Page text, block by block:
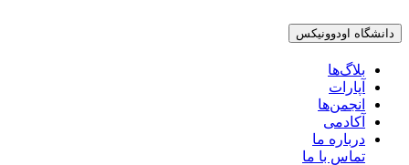
دانشگاه اودوونیکس
بلاگ‌ها
آپارات
انجمن‌ها
آکادمی
درباره ما
تماس با ما